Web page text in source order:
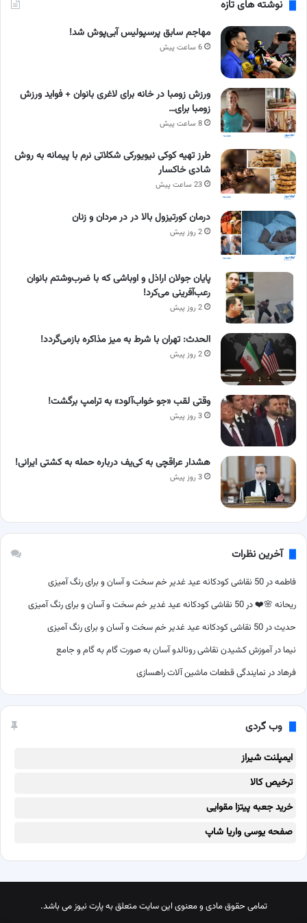
نوشته های تازه
مهاجم سابق پرسپولیس آبی‌پوش شد!
6 ساعت پیش
ورزش زومبا در خانه برای لاغری بانوان + فواید ورزش
زومبا برای…
8 ساعت پیش
طرز تهیه کوکی نیویورکی شکلاتی نرم با پیمانه به روش
شادی خاکسار
23 ساعت پیش
درمان کورتیزول بالا در در مردان و زنان
2 روز پیش
پایان جولان اراذل و اوباشی که با ضرب‌وشتم بانوان
رعب‌آفرینی می‌کرد!
2 روز پیش
الحدث: تهران با شرط به میز مذاکره بازمی‌گردد!
2 روز پیش
وقتی لقب «جو خواب‌آلود» به ترامپ برگشت!
3 روز پیش
هشدار عراقچی به کی‌یف درباره حمله به کشتی ایرانی!
3 روز پیش
آخرین نظرات
فاطمهدر 50 نقاشی کودکانه عید غدیر خم سخت و آسان و برای رنگ آمیزی
ریحانه 🌸❤️در 50 نقاشی کودکانه عید غدیر خم سخت و آسان و برای رنگ آمیزی
حدیثدر 50 نقاشی کودکانه عید غدیر خم سخت و آسان و برای رنگ آمیزی
نیما درآموزش کشیدن نقاشی رونالدو آسان به صورت گام به گام و جامع
فرهاددر نمایندگی قطعات ماشین آلات راهسازی
وب گردی
ایمپلنت شیراز
ترخیص کالا
خرید جعبه پیتزا مقوایی
صفحه یوسی واریا شاپ
تمامی حقوق مادی و معنوی این سایت متعلق به پارت نیوز می باشد.